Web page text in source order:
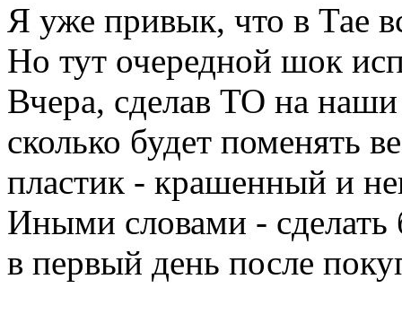
Я уже привык, что в Тае
Но тут очередной шок
Вчера, сделав ТО на
сколько будет поменять
пластик - крашенный и
Иными словами -
в первый день после